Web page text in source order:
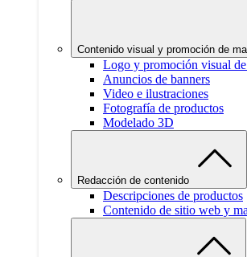
Contenido visual y promoción de
Logo y promoción visual de
Anuncios de banners
Video e ilustraciones
Fotografía de productos
Modelado 3D
Redacción de contenido
Descripciones de productos
Contenido de sitio web y